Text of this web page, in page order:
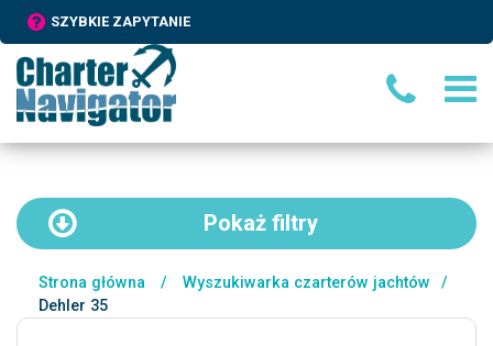
SZYBKIE ZAPYTANIE
Pokaż filtry
Strona główna / Wyszukiwarka czarterów jachtów
/
Dehler 35